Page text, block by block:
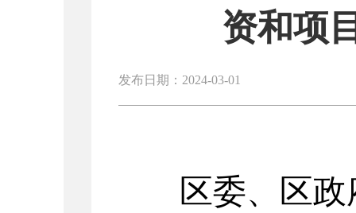
资和项
发布日期：2024-03-01
区委、区